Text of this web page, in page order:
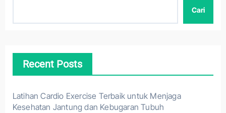
Cari
Recent Posts
Latihan Cardio Exercise Terbaik untuk Menjaga
Kesehatan Jantung dan Kebugaran Tubuh